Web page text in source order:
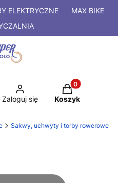
ELEKTRYCZNE
MAX BIKE
Zaloguj się
Produkty w
Koszyk
Sakwy, uchwyty i torby rowerowe